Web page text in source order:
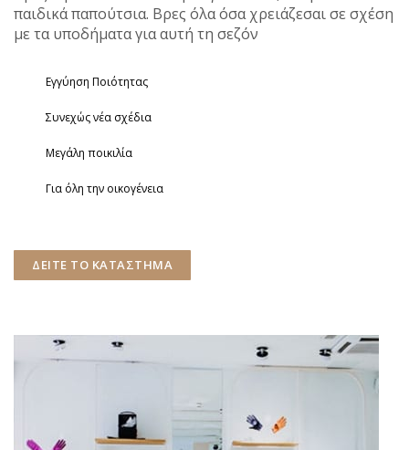
παιδικά παπούτσια. Βρες όλα όσα χρειάζεσαι σε σχέση
με τα υποδήματα για αυτή τη σεζόν
Εγγύηση Ποιότητας
Συνεχώς νέα σχέδια
Μεγάλη ποικιλία
Για όλη την οικογένεια
ΔΕΙΤΕ ΤΟ ΚΑΤΑΣΤΗΜΑ